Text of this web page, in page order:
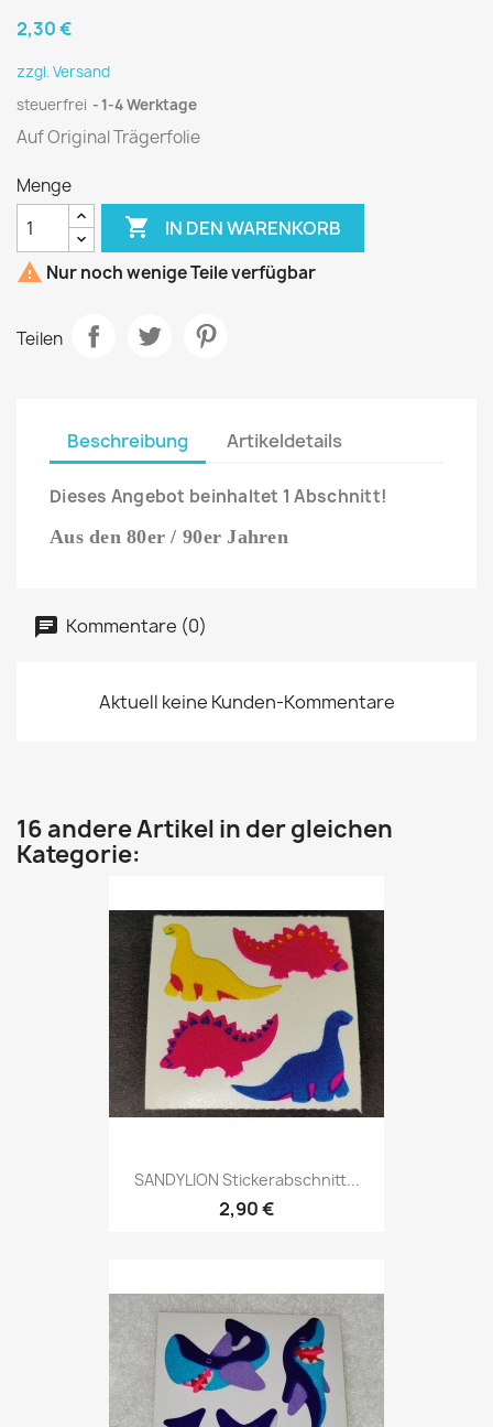
2,30 €
zzgl. Versand
steuerfrei
1-4 Werktage
Auf Original Trägerfolie
Menge
 IN DEN WARENKORB
 Nur noch wenige Teile verfügbar
Teilen
Beschreibung Artikeldetails
Dieses Angebot beinhaltet 1 Abschnitt!
Aus den 80er / 90er Jahren
Kommentare (0)
Aktuell keine Kunden-Kommentare
16 andere Artikel in der gleichen
Kategorie:
SANDYLION Stickerabschnitt...
2,90 €